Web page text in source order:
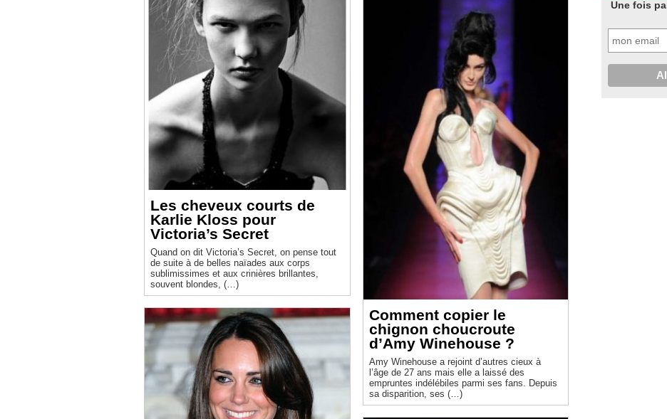
Les cheveux courts de
Karlie Kloss pour
Victoria’s Secret
Quand on dit Victoria’s Secret, on pense tout
de suite à de belles naïades aux corps
sublimissimes et aux crinières brillantes,
souvent blondes, (…)
Comment copier le
chignon choucroute
d’Amy Winehouse ?
Amy Winehouse a rejoint d’autres cieux à
l’âge de 27 ans mais elle a laissé des
empruntes indélébiles parmi ses fans. Depuis
sa disparition, ses (…)
Une fois